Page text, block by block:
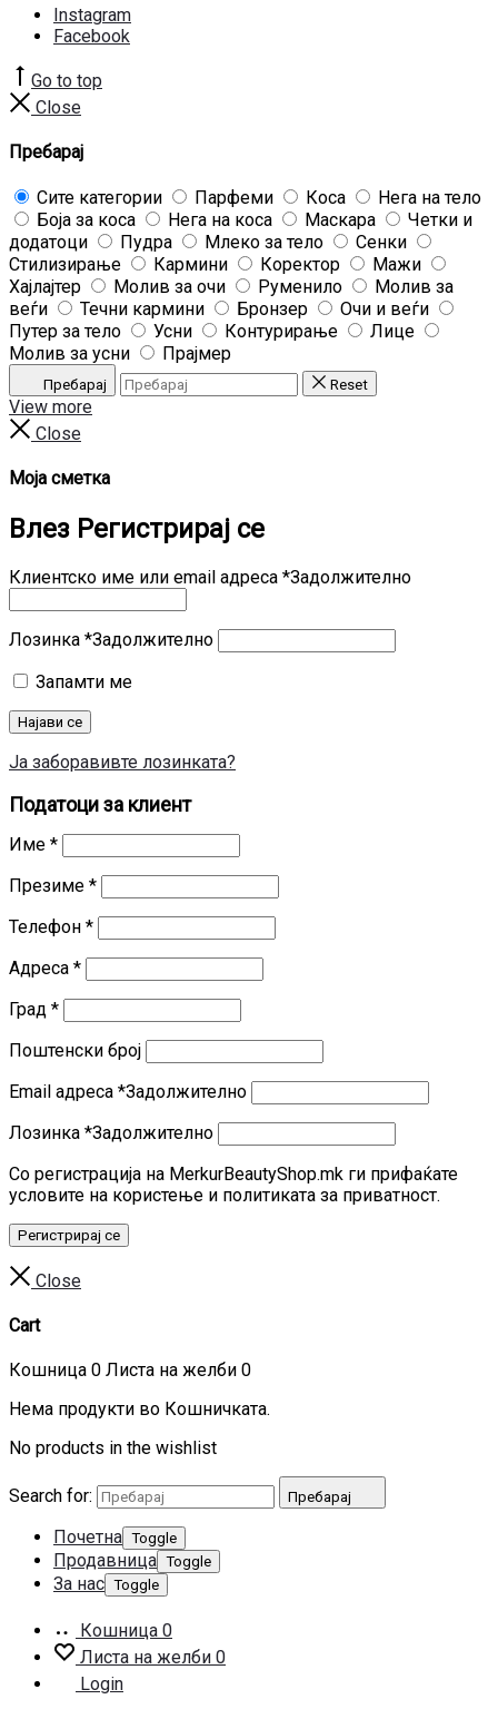
Instagram
Facebook
Go to top
Close
Пребарај
Сите категории Парфеми Коса
Нега на тело
Боја за коса
Нега на коса Маскара
Четки и
додатоци
Пудра Млеко за тело
Сенки
Стилизирање
Кармини Коректор
Мажи
Хајлајтер
Молив за очи Руменило
Молив за
веѓи
Течни кармини Бронзер
Очи и веѓи
Путер за тело
Усни Контурирање
Лице
Молив за усни
Прајмер
Пребарај Reset
View more
Close
Моја сметка
Влез Регистрирај се
Клиентско име или email адреса *Задолжително
Лозинка *Задолжително
Запамти ме
Најави се
Ја заборавивте лозинката?
Податоци за клиент
Име *
Презиме *
Телефон *
Адреса *
Град *
Поштенски број
Email адреса *Задолжително
Лозинка *Задолжително
Со регистрација на MerkurBeautyShop.mk ги прифаќате
условите на користење и политиката за приватност.
Регистрирај се
Close
Cart
Кошница 0 Листа на желби 0
Нема продукти во Кошничката.
No products in the wishlist
Search for: Пребарај
Почетна Toggle
Продавница Toggle
За нас Toggle
Кошница 0
Листа на желби 0
Login